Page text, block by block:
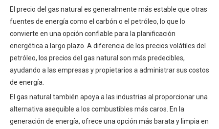
El precio del gas natural es generalmente más estable que otras
fuentes de energía como el carbón o el petróleo, lo que lo
convierte en una opción confiable para la planificación
energética a largo plazo. A diferencia de los precios volátiles del
petróleo, los precios del gas natural son más predecibles,
ayudando a las empresas y propietarios a administrar sus costos
de energía.
El gas natural también apoya a las industrias al proporcionar una
alternativa asequible a los combustibles más caros. En la
generación de energía, ofrece una opción más barata y limpia en